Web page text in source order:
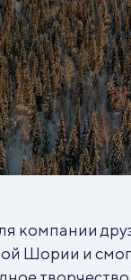
компании
Шории и